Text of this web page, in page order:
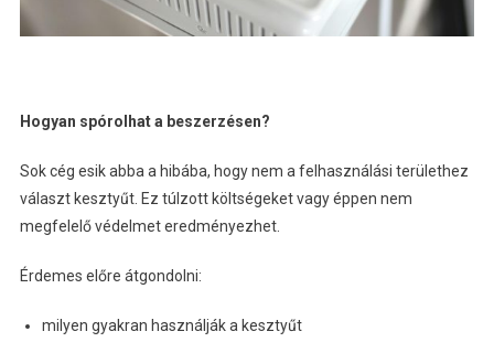
Hogyan spórolhat a beszerzésen?
Sok cég esik abba a hibába, hogy nem a felhasználási területhez
választ kesztyűt. Ez túlzott költségeket vagy éppen nem
megfelelő védelmet eredményezhet.
Érdemes előre átgondolni:
milyen gyakran használják a kesztyűt